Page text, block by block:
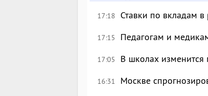
17:18 Ставки по вкладам в
17:15 Педагогам и
17:05 В школах изменится
16:31 Москве